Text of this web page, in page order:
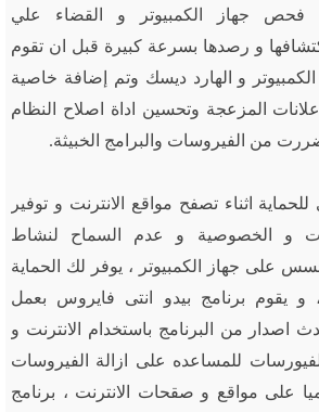
فحص جهاز الكمبيوتر و القضاء علي
و رصدها بسرعة كبيرة قبل ان تقوم
الكمبيوتر و الهارد ديسك وتم إضافة خاصية
المزعجة وتحسين اداة اصلاح النظام
من الفيروسات والبرامج الخبيثة.
اثناء تصفح مواقع الانترنت و توفير
و الخصوصية و عدم السماح لنشاط
على جهاز الكمبيوتر ، يوفر لك الحماية
يقوم برنامج بيدو انتى فايروس بعمل
اصدار من البرنامج باستخدام الانترنت و
للمساعده على ازالة الفيروسات
على مواقع و صقحات الانترنت ، برنامج